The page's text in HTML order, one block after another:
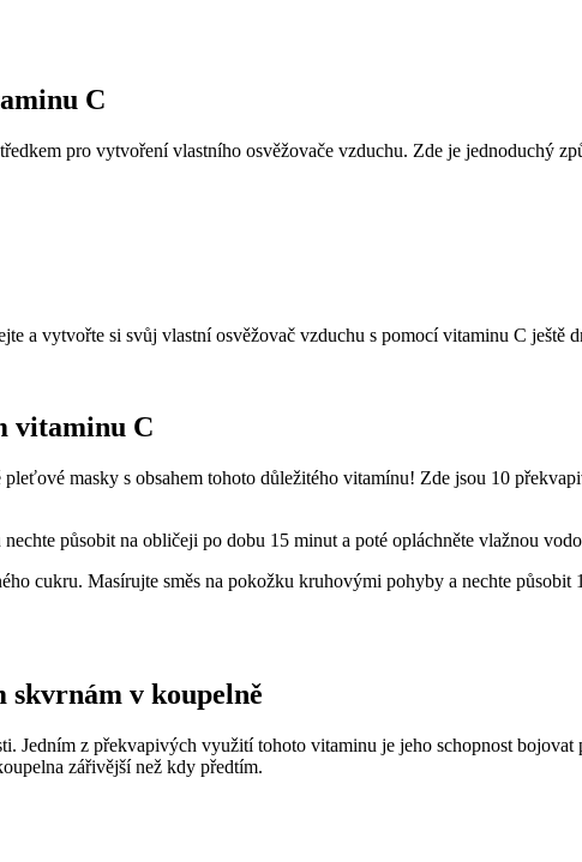
C
pro vytvoření vlastního osvěžovače vzduchu. Zde je jednoduchý
a vytvořte si svůj vlastní osvěžovač vzduchu s pomocí vitaminu C ještě
vitaminu C
masky s obsahem tohoto důležitého vitamínu! Zde jsou 10
působit na obličeji po dobu 15 minut a poté opláchněte vlažnou
cukru. Masírujte směs na pokožku kruhovými pohyby a nechte působit
v koupelně
Jedním z překvapivých využití tohoto vitaminu je jeho schopnost
zářivější než kdy předtím.